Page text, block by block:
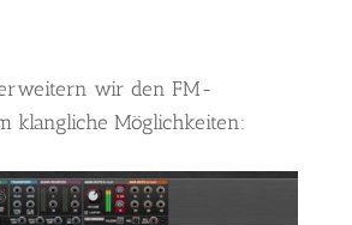
wir den FM-
klangliche Möglichkeiten: